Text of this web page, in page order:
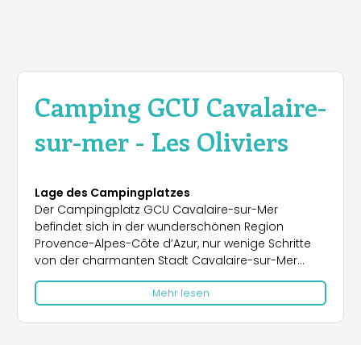
Camping GCU Cavalaire-
sur-mer - Les Oliviers
Lage des Campingplatzes
Der Campingplatz GCU Cavalaire-sur-Mer
befindet sich in der wunderschönen Region
Provence-Alpes-Côte d’Azur, nur wenige Schritte
von der charmanten Stadt Cavalaire-sur-Mer
entfernt. Dank seiner idealen Lage zwischen
Cavalaire und La Croix-Valmer an der Straße D559
ist er einfach zu erreichen. Die Umgebung bietet
zahlreiche Ausflugsziele, darunter die berühmten
Mehr lesen